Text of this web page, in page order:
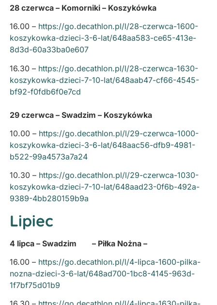
28 czerwca – Komorniki – Koszykówka
16.00 – https://go.decathlon.pl/l/28-czerwca-1600-
koszykowka-dzieci-3-6-lat/648aa583-ce65-413e-
8d3d-60a33ba0e607
16.30 – https://go.decathlon.pl/l/28-czerwca-1630-
koszykowka-dzieci-7-10-lat/648aab47-cf66-4545-
bf92-f0fdb6f0e7cd
29 czerwca – Swadzim – Koszykówka
10.00 – https://go.decathlon.pl/l/29-czerwca-1000-
koszykowka-dzieci-3-6-lat/648aac56-dfb9-4981-
b522-99a4573a7a24
10.30 – https://go.decathlon.pl/l/29-czerwca-1030-
koszykowka-dzieci-7-10-lat/648aad23-0f6b-492a-
9389-4bb280159b9a
Lipiec
4 lipca – Swadzim – Piłka Nożna –
16.00 – https://go.decathlon.pl/l/4-lipca-1600-pilka-
nozna-dzieci-3-6-lat/648ad700-1bc8-4145-963d-
1f7bf75d01b9